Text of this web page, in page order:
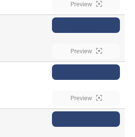
Preview
Preview
Preview